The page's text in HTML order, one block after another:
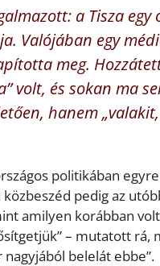
a Tisza
Valójában egy
meg.
volt, és sokan ma
hanem
politikában
pedig az
amilyen korábban
– mutatott rá,
belelát ebbe”.